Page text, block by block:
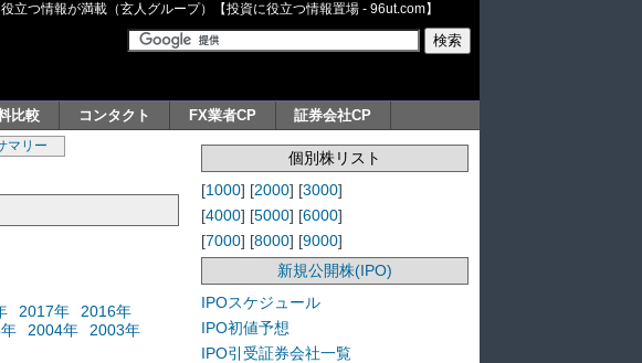
つ情報が満載（玄人グループ）【投資に役立つ情報置場 - 96ut.com】
比較 コンタクト FX業者CP 証券会社CP
マリー
2017年
2016年
2004年
2003年
個別株リスト
[1000] [2000] [3000]
[4000] [5000] [6000]
[7000] [8000] [9000]
新規公開株(IPO)
IPOスケジュール
IPO初値予想
IPO引受証券会社一覧